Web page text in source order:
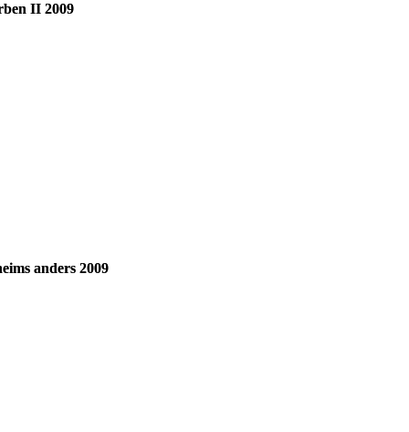
II 2009
anders 2009